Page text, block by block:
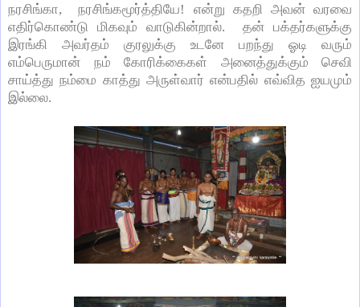
நரசிங்கா, நரசிங்கமூர்த்தியே! என்று கதறி அவன் வரவை
எதிர்கொண்டு மிகவும் வாடுகின்றால். தன் பக்தர்களுக்கு
இரங்கி அவர்தம் குரலுக்கு உடனே பறந்து ஓடி வரும்
எம்பெருமான் நம் கோரிக்கைகள் அனைத்துக்கும் செவி
சாய்த்து நம்மை காத்து அருள்வார் என்பதில் எவ்வித ஐயமும்
இல்லை.